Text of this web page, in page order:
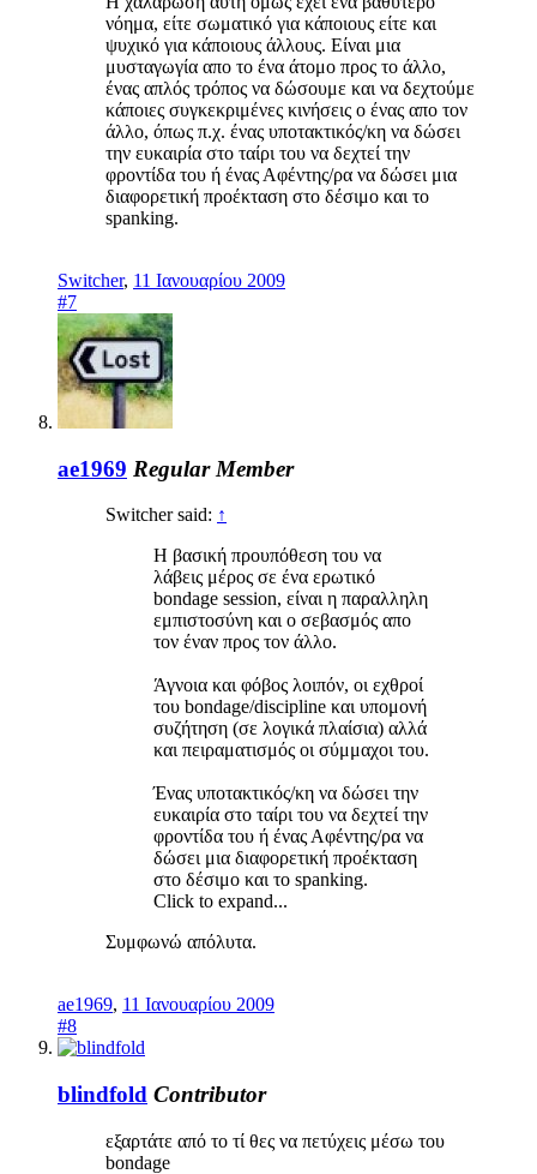
νόημα, είτε σωματικό για κάποιους είτε και
ψυχικό για κάποιους άλλους. Είναι μια
μυσταγωγία απο το ένα άτομο προς το άλλο,
ένας απλός τρόπος να δώσουμε και να δεχτούμε
κάποιες συγκεκριμένες κινήσεις ο ένας απο τον
άλλο, όπως π.χ. ένας υποτακτικός/κη να δώσει
την ευκαιρία στο ταίρι του να δεχτεί την
φροντίδα του ή ένας Αφέντης/ρα να δώσει μια
διαφορετική προέκταση στο δέσιμο και το
spanking.
Switcher, 11 Ιανουαρίου 2009
#7
ae1969 Regular Member
Switcher said: ↑
Η βασική προυπόθεση του να
λάβεις μέρος σε ένα ερωτικό
bondage session, είναι η παραλληλη
εμπιστοσύνη και ο σεβασμός απο
τον έναν προς τον άλλο.
Άγνοια και φόβος λοιπόν, οι εχθροί
του bondage/discipline και υπομονή
συζήτηση (σε λογικά πλαίσια) αλλά
και πειραματισμός οι σύμμαχοι του.
Ένας υποτακτικός/κη να δώσει την
ευκαιρία στο ταίρι του να δεχτεί την
φροντίδα του ή ένας Αφέντης/ρα να
δώσει μια διαφορετική προέκταση
στο δέσιμο και το spanking.
Click to expand...
Συμφωνώ απόλυτα.
ae1969, 11 Ιανουαρίου 2009
#8
blindfold Contributor
εξαρτάτε από το τί θες να πετύχεις μέσω του
bondage